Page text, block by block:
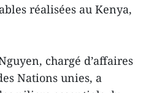
réalisées au Kenya,
chargé d’affaires
Nations unies, a